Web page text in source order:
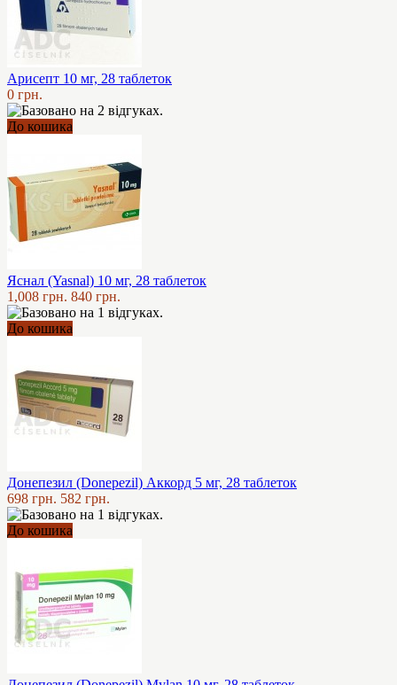
Арисепт 10 мг, 28 таблеток
0 грн.
До кошика
Яснал (Yasnal) 10 мг, 28 таблеток
1,008 грн. 840 грн.
До кошика
Донепезил (Donepezil) Аккорд 5 мг, 28 таблеток
698 грн. 582 грн.
До кошика